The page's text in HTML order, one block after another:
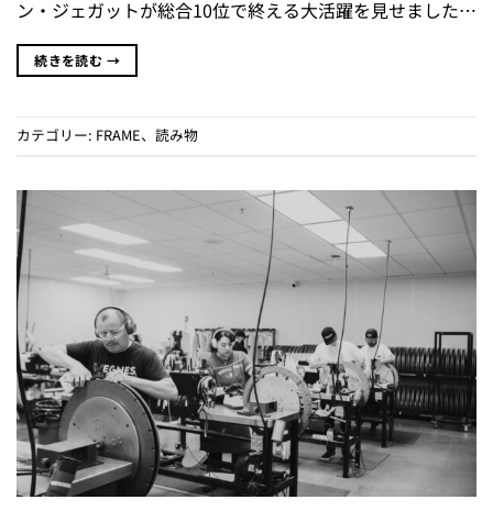
ン・ジェガットが総合10位で終える大活躍を見せました…
続きを読む →
カテゴリー: FRAME、 読み物